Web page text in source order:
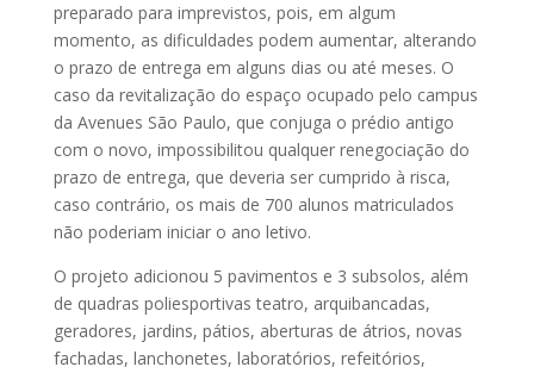
preparado para imprevistos, pois, em algum
momento, as dificuldades podem aumentar, alterando
o prazo de entrega em alguns dias ou até meses. O
caso da revitalização do espaço ocupado pelo campus
da Avenues São Paulo, que conjuga o prédio antigo
com o novo, impossibilitou qualquer renegociação do
prazo de entrega, que deveria ser cumprido à risca,
caso contrário, os mais de 700 alunos matriculados
não poderiam iniciar o ano letivo.
O projeto adicionou 5 pavimentos e 3 subsolos, além
de quadras poliesportivas teatro, arquibancadas,
geradores, jardins, pátios, aberturas de átrios, novas
fachadas, lanchonetes, laboratórios, refeitórios,